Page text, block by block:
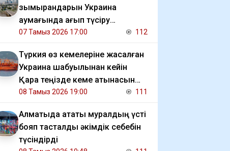
зымырандарын Украина
аумағында қағып түсіру
мәселесін көтерді
07 Тамыз 2026 17:00 112
Түркия өз кемелеріне жасалған
Украина шабуылынан кейін
Қара теңізде кеме қатынасын
шектеді
08 Тамыз 2026 19:00 111
Алматыда атақты муралдың үсті
бояп тасталды әкімдік себебін
түсіндірді